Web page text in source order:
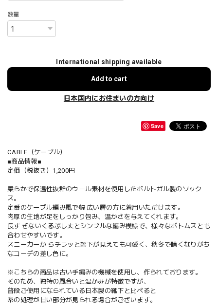
数量
International shipping available
Add to cart
日本国内にお住まいの方向け
Save
CABLE（ケーブル）
■商品情報■
定価（税抜き）1,200円
柔らかで保温性抜群のウール素材を使用したポルトガル製のソック
ス。
定番のケーブル編み風で幅 広い層の方に着用いただけます。
肉厚の生地が足をしっかり包み、温かさを与えてくれます。
長す ぎないくるぶし丈とシンプルな編み模様で、様々なボトムスとも
合わせやすいです。
スニーカーか らチラッと靴下が見えても可愛く、秋冬で暗くなりがち
なコーデの差し色に。
※こちらの商品は古い手編みの機械を使用し、作られております。
そのため、独特の風合いと温かみが特徴ですが、
普段ご使用になられている日本製の靴下と比べると
糸の処理が甘い部分が見られる場合がございます。